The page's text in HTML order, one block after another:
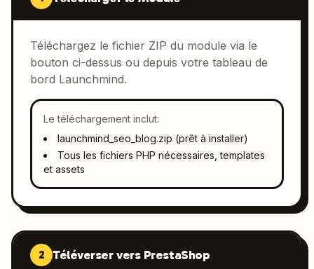
Téléchargez le fichier ZIP du module via le
bouton ci-dessus ou depuis votre tableau de
bord Launchmind.
Le téléchargement inclut:
launchmind_seo_blog.zip (prêt à installer)
Tous les fichiers PHP nécessaires, templates
et assets
2 Téléverser vers PrestaShop